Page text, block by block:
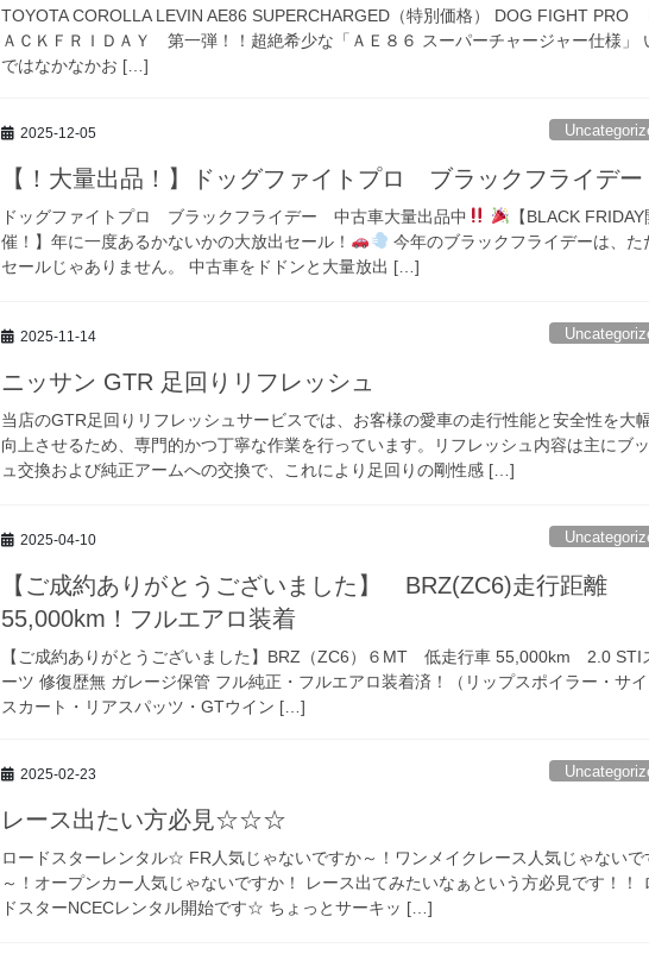
TOYOTA COROLLA LEVIN AE86 SUPERCHARGED（特別価格） DOG FIGHT PRO
ＡＣＫＦＲＩＤＡＹ 第一弾！！超絶希少な「ＡＥ８６ スーパーチャージャー仕様」
ではなかなかお […]
2025-12-05
【！大量出品！】ドッグファイトプロ ブラックフライデー
ドッグファイトプロ ブラックフライデー 中古車大量出品中
【BLACK FRIDAY
催！】年に一度あるかないかの大放出セール！
今年のブラックフライデーは、た
セールじゃありません。 中古車をドドンと大量放出 […]
2025-11-14
ニッサン GTR 足回りリフレッシュ
当店のGTR足回りリフレッシュサービスでは、お客様の愛車の走行性能と安全性を大
向上させるため、専門的かつ丁寧な作業を行っています。リフレッシュ内容は主にブ
ュ交換および純正アームへの交換で、これにより足回りの剛性感 […]
2025-04-10
【ご成約ありがとうございました】 BRZ(ZC6)走行距離
55,000km！フルエアロ装着
【ご成約ありがとうございました】BRZ（ZC6）６MT 低走行車 55,000km 2.0 STI
ーツ 修復歴無 ガレージ保管 フル純正・フルエアロ装着済！（リップスポイラー・サイ
スカート・リアスパッツ・GTウイン […]
2025-02-23
レース出たい方必見☆☆☆
ロードスターレンタル☆ FR人気じゃないですか～！ワンメイクレース人気じゃないで
～！オープンカー人気じゃないですか！ レース出てみたいなぁという方必見です！！
ドスターNCECレンタル開始です☆ ちょっとサーキッ […]